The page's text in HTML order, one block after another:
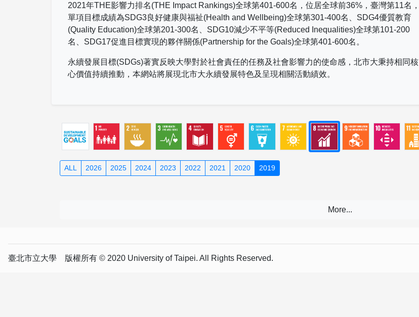
2021年THE影響力排名(THE Impact Rankings)全球第401-600名，位居全球前36% ，臺灣第11名，
單項目標成績為SDG3良好健康與福祉(Health and Wellbeing)全球第301-400名、 SDG4優質教育
(Quality Education)全球第201-300名、 SDG10減少不平等(Reduced Inequalities)全球第101-200
名、 SDG17促進目標實現的夥伴關係(Partnership for the Goals)全球第401-600名。
永續發展目標(SDGs)著實反映大學對於社會責任的任務及社會影響力的使命感，北市大秉持相同核
心價值持續推動，本網站將展現北市大永續發展特色及呈現相關活動績效。
ALL 2026 2025 2024 2023 2022 2021 2020 2019
臺北市立大學 版權所有 © 2020 University of Taipei. All Rights Reserved.